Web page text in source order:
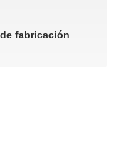
fabricación